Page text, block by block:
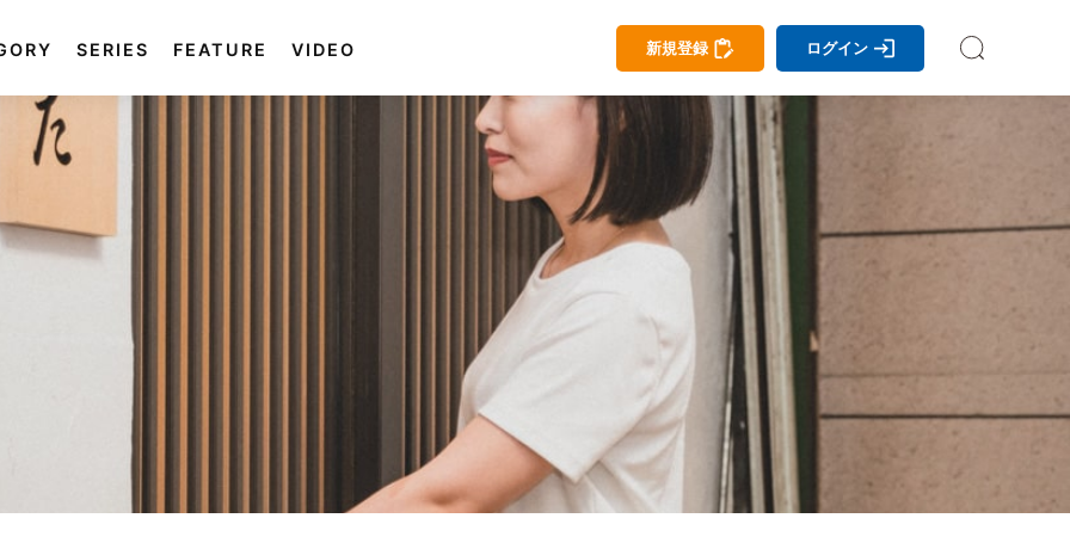
SERIES FEATURE VIDEO 新規登録 ログイン